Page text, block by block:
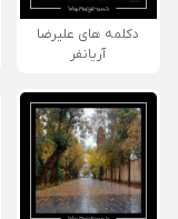
دکلمه های علیرضا
آریانفر